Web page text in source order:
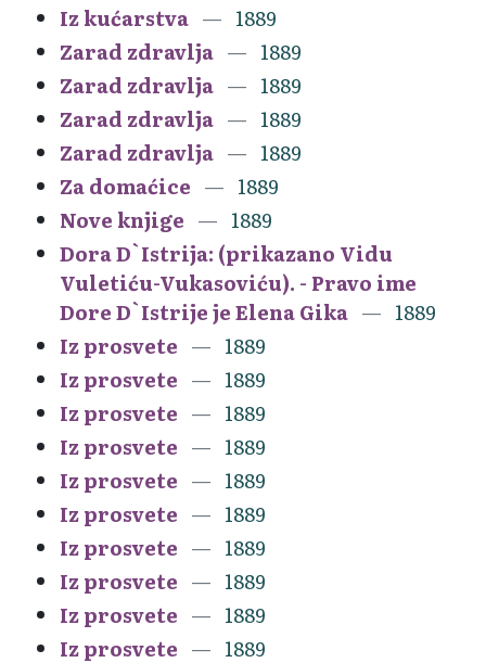
Iz kućarstva
1889
Zarad zdravlja
1889
Zarad zdravlja
1889
Zarad zdravlja
1889
Zarad zdravlja
1889
Za domaćice
1889
Nove knjige
1889
Dora D`Istrija: (prikazano Vidu
Vuletiću-Vukasoviću). - Pravo ime
Dore D`Istrije je Elena Gika
1889
Iz prosvete
1889
Iz prosvete
1889
Iz prosvete
1889
Iz prosvete
1889
Iz prosvete
1889
Iz prosvete
1889
Iz prosvete
1889
Iz prosvete
1889
Iz prosvete
1889
Iz prosvete
1889